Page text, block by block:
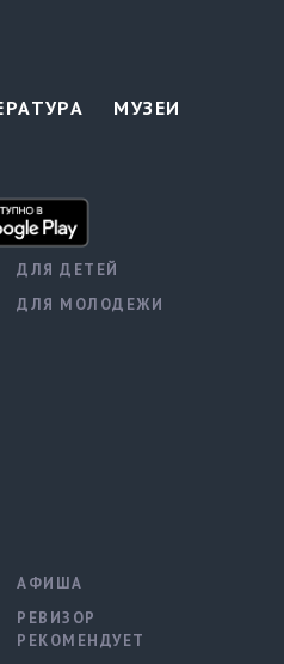
МУЗЕИ
ДЛЯ ДЕТЕЙ
ДЛЯ МОЛОДЕЖИ
АФИША
РЕВИЗОР
РЕКОМЕНДУЕТ